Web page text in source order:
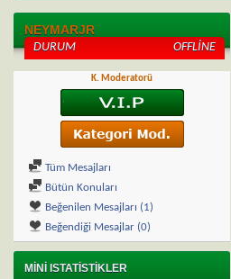
NEYMARJR
DURUM OFFLINE
K. Moderatorü
Tüm Mesajları
Bütün Konuları
Beğenilen Mesajları (1)
Beğendiği Mesajlar (0)
MINI ISTATISTIKLER